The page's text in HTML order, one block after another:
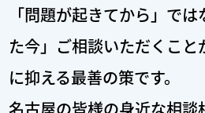
「問題が起きてから」で
た今」ご相談いただくこ
に抑える最善の策です。
名古屋の皆様の身近な相談